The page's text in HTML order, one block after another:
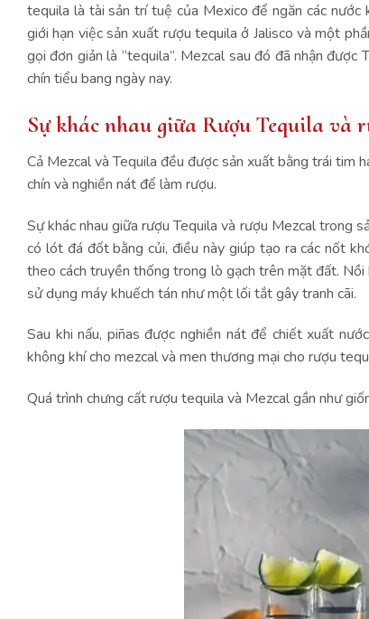
tequila là tài sản trí tuệ của Mexico để ngăn các nước
giới hạn việc sản xuất rượu tequila ở Jalisco và một
gọi đơn giản là “tequila”. Mezcal sau đó đã nhận
chín tiểu bang ngày nay.
Sự khác nhau giữa Rượu Tequila và
Cả Mezcal và Tequila đều được sản xuất bằng trái tim
chín và nghiền nát để làm rượu.
Sự khác nhau giữa rượu Tequila và rượu Mezcal trong
có lót đá đốt bằng củi, điều này giúp tạo ra các nốt
theo cách truyền thống trong lò gạch trên mặt đất. Nồi
sử dụng máy khuếch tán như một lối tắt gây tranh cãi.
Sau khi nấu, piñas được nghiền nát để chiết xuất
không khí cho mezcal và men thương mại cho rượu
Quá trình chưng cất rượu tequila và Mezcal gần như